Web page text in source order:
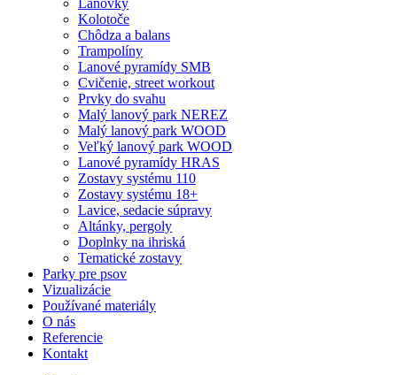
Lanovky
Kolotoče
Chôdza a balans
Trampolíny
Lanové pyramídy SMB
Cvičenie, street workout
Prvky do svahu
Malý lanový park NEREZ
Malý lanový park WOOD
Veľký lanový park WOOD
Lanové pyramídy HRAS
Zostavy systému 110
Zostavy systému 18+
Lavice, sedacie súpravy
Altánky, pergoly
Doplnky na ihriská
Tematické zostavy
Parky pre psov
Vizualizácie
Používané materiály
O nás
Referencie
Kontakt